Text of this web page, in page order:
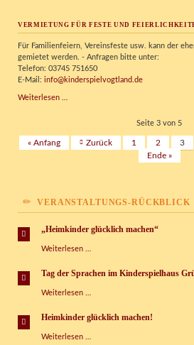
unsere
Bouldermatten
sind
da!
VERMIETUNG FÜR FESTE UND
Für Familienfeiern, Vereinsfeste usw. kann der
gemietet werden. - Anfragen bitte unter:
Telefon: 03745 751650
E-Mail: info@kinderspielvogtland.de
Weiterlesen …
Feierlichkeiten
Seite 3 von 5
« Anfang Zurück 1 2 3
Ende »
VERANSTALTUNGS-RÜCKBLICK
„Heimkinder glücklich machen“
Weiterlesen …
machen“
Tag der Sprachen im Kinderspielhaus
Weiterlesen …
Sprachen
Kinderspielhaus
Heimkinder glücklich machen!
Weiterlesen …